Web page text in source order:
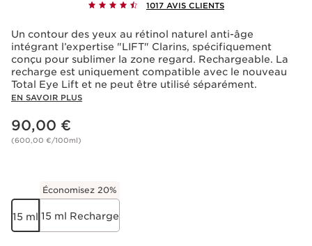
La lecture de cette vidéo entraîne le dépôt de cookies
fonctionnement du service ainsi que la publicité
personnalisée. Pour en savoir plus, nous vous invitons à
consulter les politiques de confidentialité deYoutubeet
deClarins
Si vous souhaitez lire la vidéo, vous devez donner votre
accord en cliquant ci-dessous.
1017 AVIS CLIENTS
Un contour des yeux au rétinol naturel anti-âge
intégrant l’expertise "LIFT" Clarins, spécifiquement
conçu pour sublimer la zone regard. Rechargeable. La
recharge est uniquement compatible avec le nouveau
Total Eye Lift et ne peut être utilisé séparément.
EN SAVOIR PLUS
Nouveau prix 90,00 €
90,00 €
(600,00 €/100ml)
15 ml
Économisez 20%
15 ml Recharge